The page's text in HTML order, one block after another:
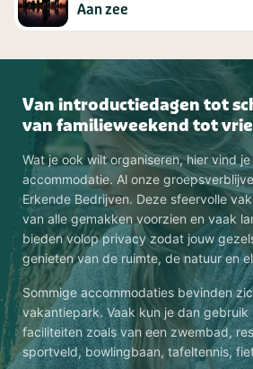
Aan zee
Van introductiedagen tot
van familieweekend tot
Wat je ook wilt organiseren, hier vind
accommodatie. Al onze
Erkende Bedrijven. Deze sfeervolle
van alle gemakken voorzien en vaak
bieden volop privacy zodat jouw
genieten van de ruimte, de natuur en
Sommige accommodaties bevinden
vakantiepark. Vaak kun je dan gebruik
faciliteiten zoals van een zwembad,
sportveld, bowlingbaan, tafeltennis,